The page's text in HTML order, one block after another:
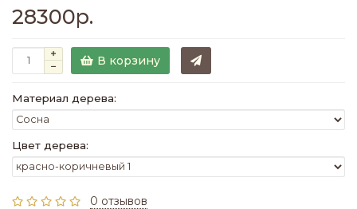
28300р.
В корзину
Материал дерева:
Цвет дерева:
0 отзывов